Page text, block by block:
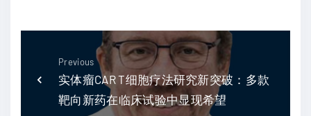
Previous
实体瘤CAR T细胞疗法研究新突破：多款
靶向新药在临床试验中显现希望